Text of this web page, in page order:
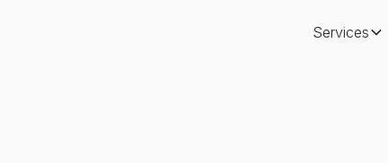
Services